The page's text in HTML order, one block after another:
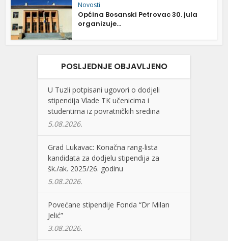
Novosti
Općina Bosanski Petrovac 30. jula
organizuje...
POSLJEDNJE OBJAVLJENO
U Tuzli potpisani ugovori o dodjeli
stipendija Vlade TK učenicima i
studentima iz povratničkih sredina
5.08.2026.
Grad Lukavac: Konačna rang-lista
kandidata za dodjelu stipendija za
šk./ak. 2025/26. godinu
5.08.2026.
Povećane stipendije Fonda “Dr Milan
Jelić”
3.08.2026.